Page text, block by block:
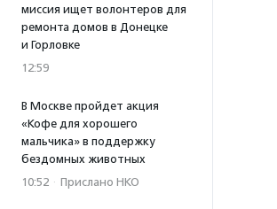
миссия ищет волонтеров для
ремонта домов в Донецке
и Горловке
12:59
В Москве пройдет акция
«Кофе для хорошего
мальчика» в поддержку
бездомных животных
10:52 · Прислано НКО